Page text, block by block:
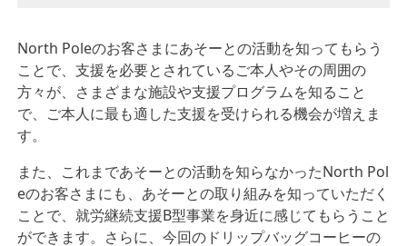
North Poleのお客さまにあそーとの活動を知ってもらう
ことで、支援を必要とされているご本人やその周囲の
方々が、さまざまな施設や支援プログラムを知ること
で、ご本人に最も適した支援を受けられる機会が増えま
す。
また、これまであそーとの活動を知らなかったNorth Pol
eのお客さまにも、あそーとの取り組みを知っていただく
ことで、就労継続支援B型事業を身近に感じてもらうこと
ができます。さらに、今回のドリップバッグコーヒーの